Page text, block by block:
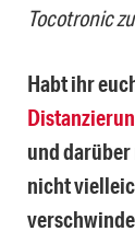
Tocotronic
Habt ihr
und
nicht